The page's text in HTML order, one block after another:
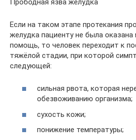
Прободная язва желудка
Если на таком этапе протекания
желудка пациенту не была оказана
помощь, то человек переходит к
тяжёлой стадии, при которой
следующей:
сильная рвота, которая
обезвоживанию организма;
сухость кожи;
понижение температуры;